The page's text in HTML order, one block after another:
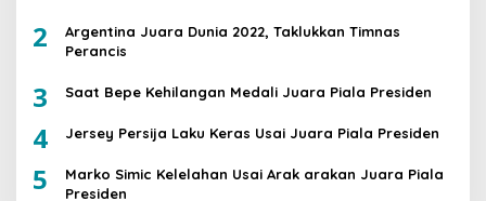
2
Argentina Juara Dunia 2022, Taklukkan Timnas
Perancis
3 Saat Bepe Kehilangan Medali Juara Piala Presiden
4 Jersey Persija Laku Keras Usai Juara Piala Presiden
5
Marko Simic Kelelahan Usai Arak arakan Juara Piala
Presiden